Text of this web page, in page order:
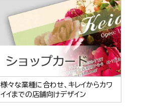
様々な業種に合わせ、キレイからカワ
イイまでの店舗向けデザイン